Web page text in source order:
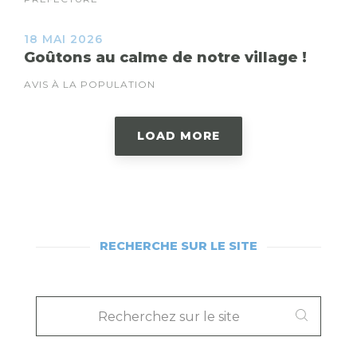
18 MAI 2026
Goûtons au calme de notre village !
AVIS À LA POPULATION
LOAD MORE
RECHERCHE SUR LE SITE
RECHERCHEZ
LE
SITE